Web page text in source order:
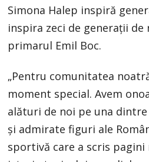
Simona Halep inspiră
inspira zeci de generații de
primarul Emil Boc.
„Pentru comunitatea
moment special. Avem
alături de noi pe una dintre
și admirate figuri ale
sportivă care a scris